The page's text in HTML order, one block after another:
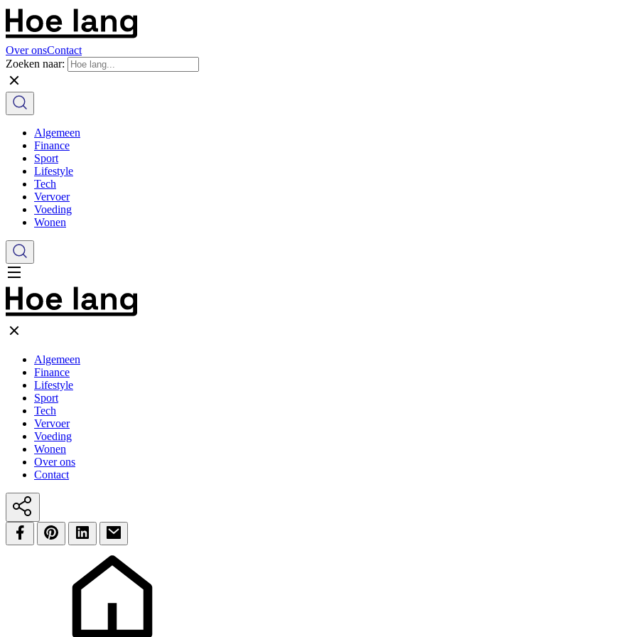
Over onsContact
Zoeken naar:
Algemeen
Finance
Sport
Lifestyle
Tech
Vervoer
Voeding
Wonen
Algemeen
Finance
Lifestyle
Sport
Tech
Vervoer
Voeding
Wonen
Over ons
Contact